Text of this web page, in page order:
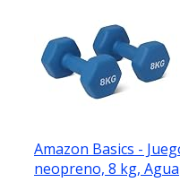
Amazon Basics -
neopreno, 8 kg, Agua